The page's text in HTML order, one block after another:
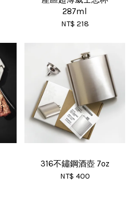
287ml
NT$ 218
316不鏽鋼酒壺 7oz
NT$ 400